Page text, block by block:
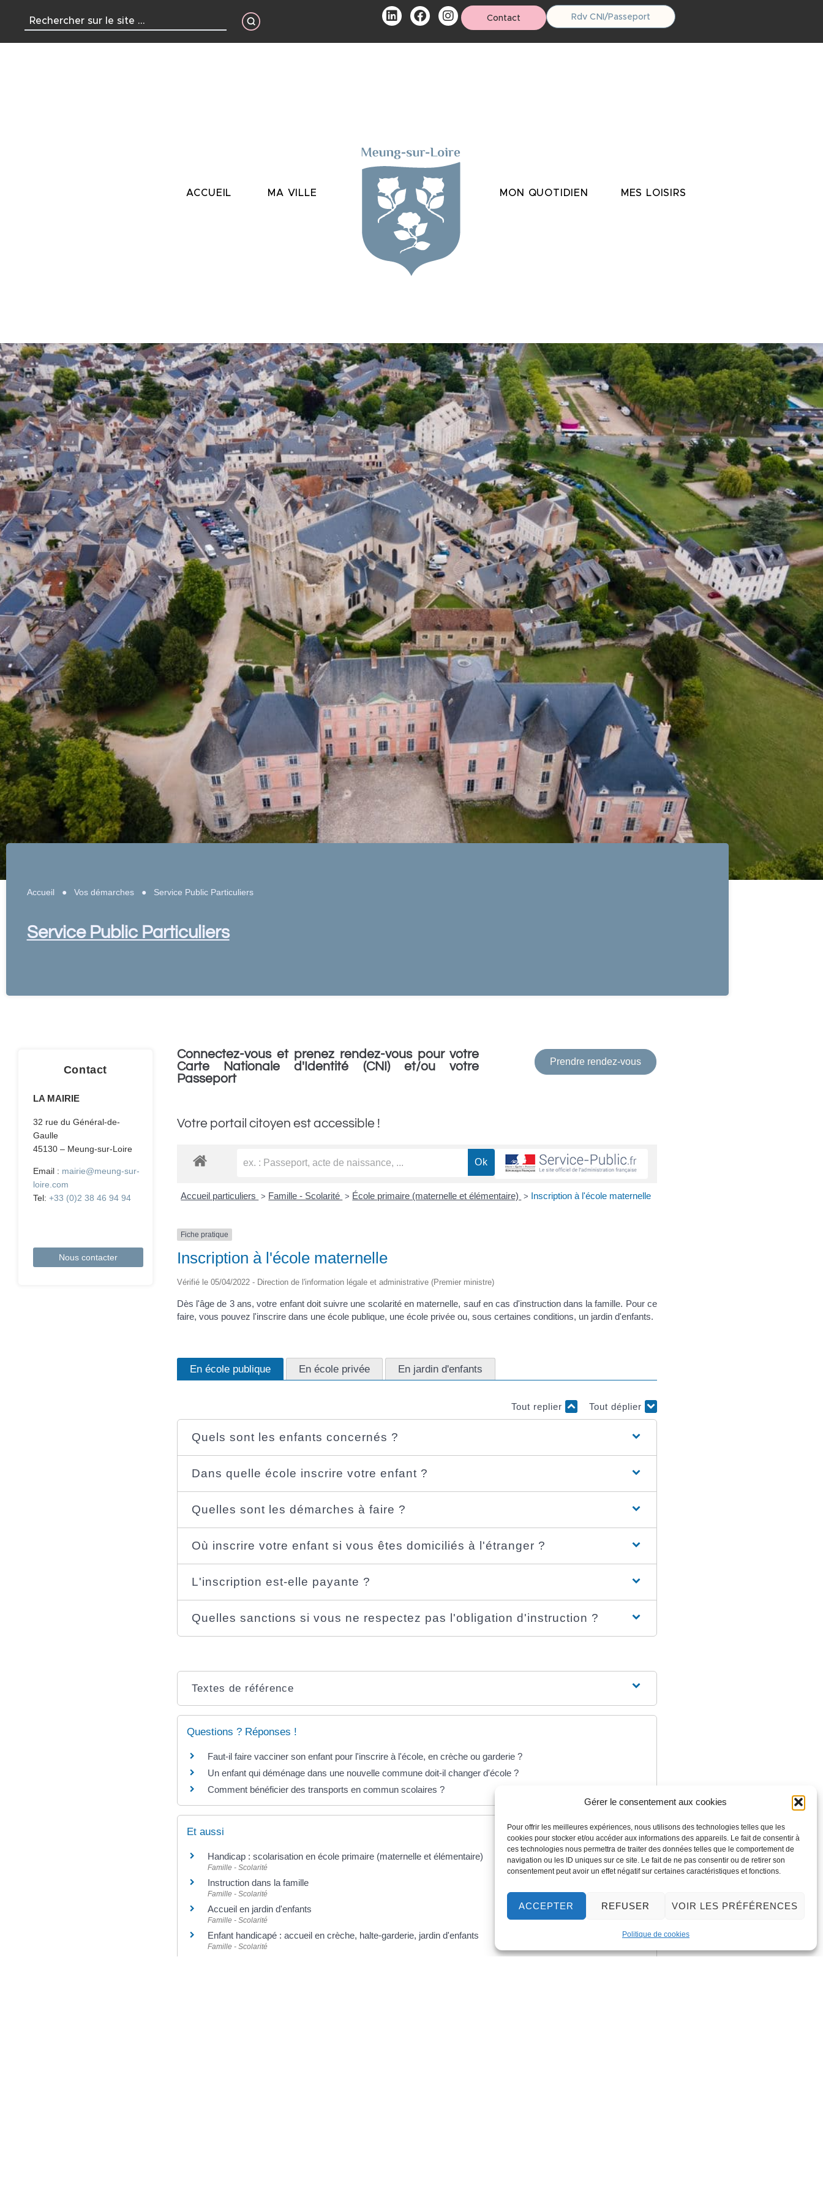
Gérer le consentement aux cookies
Pour offrir les meilleures expériences, nous utilisons des technologies telles que les
cookies pour stocker et/ou accéder aux informations des appareils. Le fait de consentir à
ces technologies nous permettra de traiter des données telles que le comportement de
navigation ou les ID uniques sur ce site. Le fait de ne pas consentir ou de retirer son
consentement peut avoir un effet négatif sur certaines caractéristiques et fonctions.
ACCEPTER REFUSER VOIR LES PRÉFÉRENCES
Politique de cookies
principal
Contact Rdv CNI/Passeport
ACCUEIL MA VILLE MON QUOTIDIEN MES LOISIRS
Accueil ● Vos démarches● Service Public Particuliers
Service Public Particuliers
Contact
LA MAIRIE
32 rue du Général-de-
Gaulle
45130 – Meung-sur-Loire
Email : mairie@meung-sur-
loire.com
Tel:+33 (0)2 38 46 94 94
Nous contacter
Connectez-vous et prenez rendez-vous pour votre
Carte Nationale d'Identité (CNI) et/ou votre
Passeport
Prendre rendez-vous
Votre portail citoyen est accessible !
Accueil particuliers > Famille - Scolarité > École primaire (maternelle et élémentaire) > Inscription à l'école maternelle
Fiche pratique
Inscription à l'école maternelle
Vérifié le 05/04/2022 - Direction de l'information légale et administrative (Premier ministre)
Dès l'âge de 3 ans, votre enfant doit suivre une scolarité en maternelle, sauf en cas d'instruction dans la famille. Pour ce
faire, vous pouvez l'inscrire dans une école publique, une école privée ou, sous certaines conditions, un jardin d'enfants.
En école publique En école privée En jardin d'enfants
Tout replier Tout déplier
Quels sont les enfants concernés ?
Dans quelle école inscrire votre enfant ?
Quelles sont les démarches à faire ?
Où inscrire votre enfant si vous êtes domiciliés à l'étranger ?
L'inscription est-elle payante ?
Quelles sanctions si vous ne respectez pas l'obligation d'instruction ?
Textes de référence
Questions ? Réponses !
Faut-il faire vacciner son enfant pour l'inscrire à l'école, en crèche ou garderie ?
Un enfant qui déménage dans une nouvelle commune doit-il changer d'école ?
Comment bénéficier des transports en commun scolaires ?
Et aussi
Handicap : scolarisation en école primaire (maternelle et élémentaire)
Famille - Scolarité
Instruction dans la famille
Famille - Scolarité
Accueil en jardin d'enfants
Famille - Scolarité
Enfant handicapé : accueil en crèche, halte-garderie, jardin d'enfants
Famille - Scolarité